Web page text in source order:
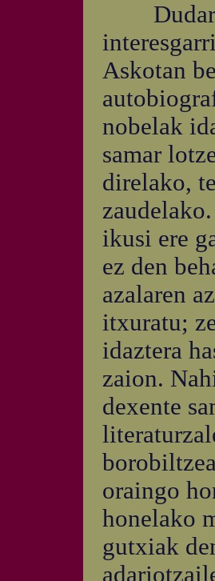
Dudarik
Askotan
nobelak
samar
direlako,
ikusi ere
ez den
azalaren
itxuratu;
idaztera
zaion.
dexente
oraingo
honelako
gutxiak